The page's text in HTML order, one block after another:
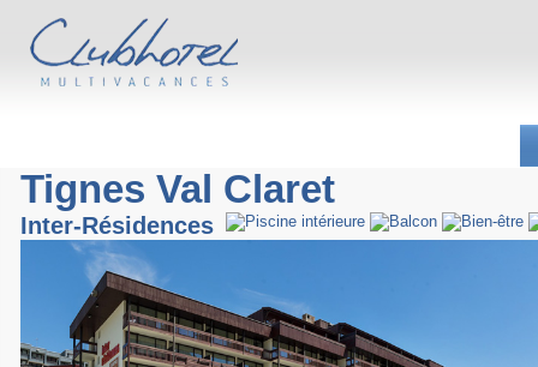
Tignes Val Claret
Inter-Résidences